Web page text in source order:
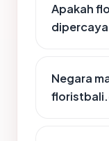
Apakah
Negara